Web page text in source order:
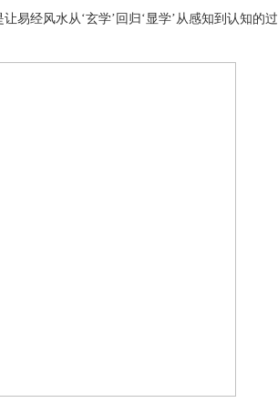
易经风水从‘玄学’回归‘显学’从感知到认知的过